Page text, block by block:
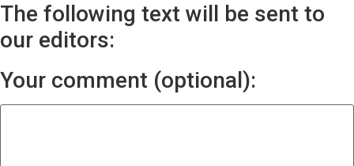
The following text will be sent to
our editors:
Your comment (optional):